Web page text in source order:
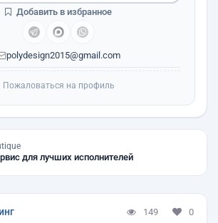
polydesign2015@gmail.com
Добавить в избранное
Пожаловаться на профиль
для лучших исполнителей
149 0